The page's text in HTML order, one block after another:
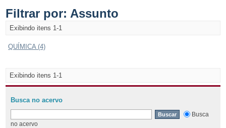
Filtrar por: Assunto
Exibindo itens 1-1
QUÍMICA (4)
Exibindo itens 1-1
Busca no acervo
Busca
no acervo